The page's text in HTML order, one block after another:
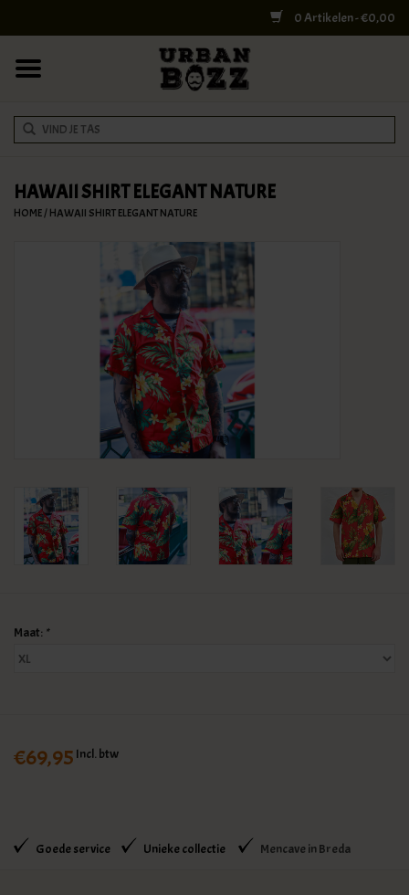
0 Artikelen - €0,00
COLLEGE BAGS
RUGZAKKEN
SHELBY BROTHERS
DOKTERSTASSEN
SPECIALS
SALE
HAWAII SHIRT ELEGANT NATURE
HOME/HAWAII SHIRT ELEGANT NATURE
Maat: *
€69,95 Incl. btw
Goede service Unieke collectie Mencave in Breda